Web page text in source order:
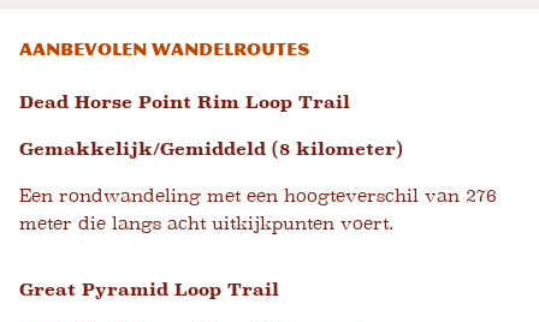
Aanbevolen wandelroutes
Dead Horse Point Rim Loop Trail
Gemakkelijk/Gemiddeld (8 kilometer)
Een rondwandeling met een hoogteverschil van 276
meter die langs acht uitkijkpunten voert.
Great Pyramid Loop Trail